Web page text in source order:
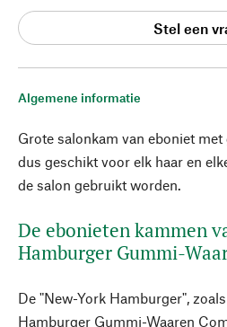
Algemene informatie
Grote salonkam van eboniet
dus geschikt voor elk haar en
de salon gebruikt worden.
De ebonieten kammen
Hamburger Gummi-
De "New-York Hamburger",
Hamburger Gummi-Waaren
Stel een